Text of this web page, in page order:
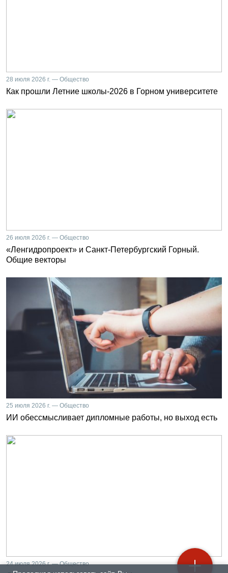
28 июля 2026 г. — Общество
Как прошли Летние школы-2026 в Горном университете
26 июля 2026 г. — Общество
«Ленгидропроект» и Санкт-Петербургский Горный.
Общие векторы
25 июля 2026 г. — Общество
ИИ обессмысливает дипломные работы, но выход есть
24 июля 2026 г. — Общество